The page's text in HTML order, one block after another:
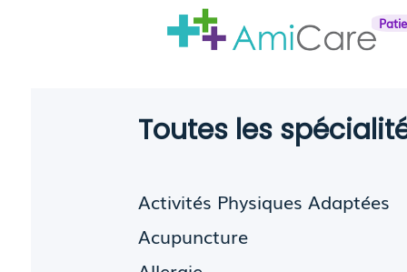
Toutes les
Activités Physiques Adaptées
Acupuncture